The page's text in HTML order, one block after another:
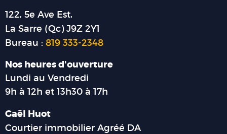
122, 5e Ave Est,
La Sarre (Qc) J9Z 2Y1
Bureau : 819 333-2348
Nos heures d'ouverture
Lundi au Vendredi
9h à 12h et 13h30 à 17h
Gaël Huot
Courtier immobilier Agréé DA